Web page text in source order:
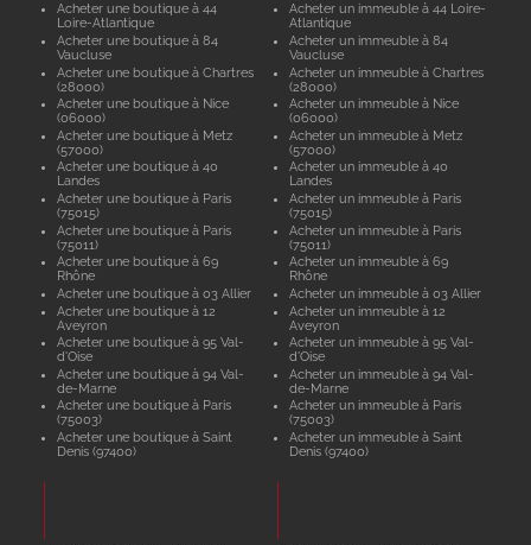
Acheter une boutique à 44
Loire-Atlantique
Acheter une boutique à 84
Vaucluse
Acheter une boutique à Chartres
(28000)
Acheter une boutique à Nice
(06000)
Acheter une boutique à Metz
(57000)
Acheter une boutique à 40
Landes
Acheter une boutique à Paris
(75015)
Acheter une boutique à Paris
(75011)
Acheter une boutique à 69
Rhône
Acheter une boutique à 03 Allier
Acheter une boutique à 12
Aveyron
Acheter une boutique à 95 Val-
d'Oise
Acheter une boutique à 94 Val-
de-Marne
Acheter une boutique à Paris
(75003)
Acheter une boutique à Saint
Denis (97400)
Acheter un immeuble à 44 Loire-
Atlantique
Acheter un immeuble à 84
Vaucluse
Acheter un immeuble à Chartres
(28000)
Acheter un immeuble à Nice
(06000)
Acheter un immeuble à Metz
(57000)
Acheter un immeuble à 40
Landes
Acheter un immeuble à Paris
(75015)
Acheter un immeuble à Paris
(75011)
Acheter un immeuble à 69
Rhône
Acheter un immeuble à 03 Allier
Acheter un immeuble à 12
Aveyron
Acheter un immeuble à 95 Val-
d'Oise
Acheter un immeuble à 94 Val-
de-Marne
Acheter un immeuble à Paris
(75003)
Acheter un immeuble à Saint
Denis (97400)